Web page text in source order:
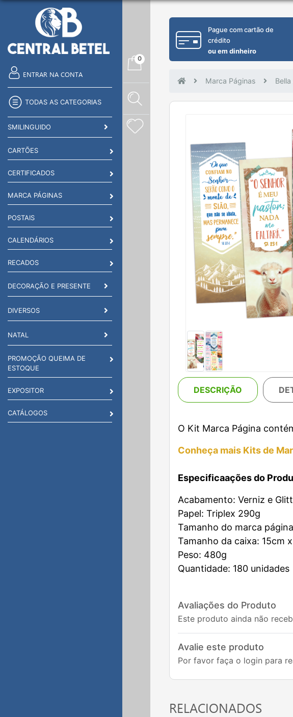
ENTRAR NA CONTA
TODAS AS CATEGORIAS
SMILINGUIDO
CARTÕES
CERTIFICADOS
MARCA PÁGINAS
POSTAIS
CALENDÁRIOS
RECADOS
DECORAÇÃO E PRESENTE
DIVERSOS
NATAL
PROMOÇÃO QUEIMA DE
ESTOQUE
EXPOSITOR
CATÁLOGOS
0
Pague com cartão de
crédito
ou em dinheiro
Marca Páginas
DESCRIÇÃO
O Kit Marca Página
Conheça mais Kits de
Especificaações do
Acabamento: Verniz e
Papel: Triplex 290g
Tamanho do marca
Tamanho da caixa: 15cm
Peso: 480g
Quantidade: 180 unidades
Avaliações do Produto
Este produto ainda não
Avalie este produto
Por favor faça o login para
RELACIONADOS